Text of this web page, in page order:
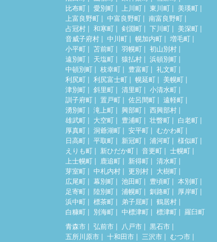
比布町
愛別町 上川町 東川町
美瑛町
上富良野町
中富良野町
南富良野町
占冠村
和寒町 剣淵町 下川町
美深町
音威子府村
中川町 幌加内町
増毛町
小平町
苫前町 羽幌町
初山別村
遠別町
天塩町 猿払村
浜頓別町
中頓別町
枝幸町 豊富町
礼文町
利尻町
利尻富士町 幌延町
美幌町
津別町
斜里町 清里町
小清水町
訓子府町
置戸町 佐呂間町
遠軽町
湧別町
滝上町 興部町
西興部村
雄武町
大空町 豊浦町 壮瞥町
白老町
厚真町
洞爺湖町 安平町
むかわ町
日高町
平取町 新冠町 浦河町
様似町
えりも町
新ひだか町 音更町
士幌町
上士幌町
鹿追町 新得町
清水町
芽室町
中札内村 更別村
大樹町
広尾町
幕別町 池田町 豊頃町
本別町
足寄町
陸別町 浦幌町 釧路町
厚岸町
浜中町
標茶町 弟子屈町
鶴居村
白糠町
別海町 中標津町 標津町 羅臼町
青森市 弘前市 八戸市
黒石市
五所川原市
十和田市 三沢市
むつ市